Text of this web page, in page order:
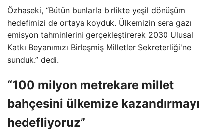
Özhaseki, “Bütün bunlarla birlikte yeşil dönüşüm
hedefimizi de ortaya koyduk. Ülkemizin sera gazı
emisyon tahminlerini gerçekleştirerek 2030 Ulusal
Katkı Beyanımızı Birleşmiş Milletler Sekreterliği'ne
sunduk.” dedi.
“100 milyon metrekare millet
bahçesini ülkemize kazandırmayı
hedefliyoruz”